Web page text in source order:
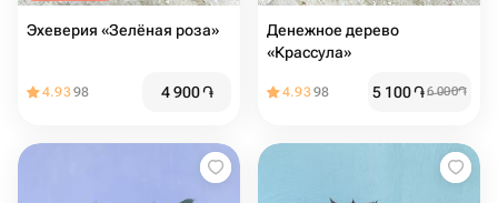
Эхеверия «Зелёная роза»
4.9398 4 900֏
Денежное дерево
«Крассула»
4.9398 5 100֏6 000֏